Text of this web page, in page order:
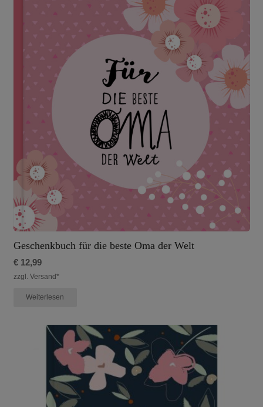
Geschenkbuch für die beste Oma der Welt
€12,99
zzgl. Versand*
Weiterlesen